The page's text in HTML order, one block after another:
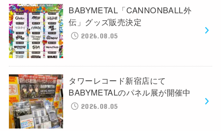
BABYMETAL「CANNONBALL外
伝」グッズ販売決定
2026.08.05
タワーレコード新宿店にて
BABYMETALのパネル展が開催中
2026.08.05